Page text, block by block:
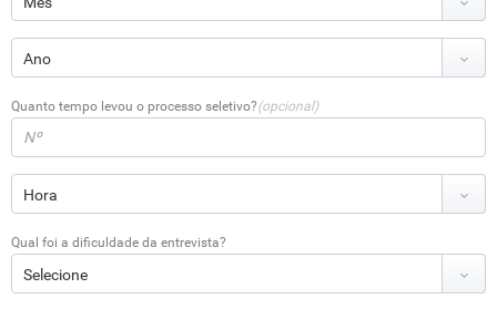
Quanto tempo levou o processo seletivo?(opcional)
Qual foi a dificuldade da entrevista?